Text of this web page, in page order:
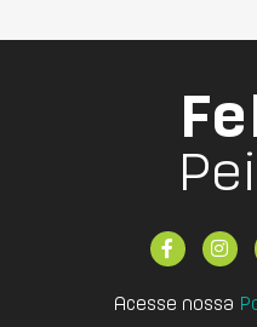
Acesse nossa